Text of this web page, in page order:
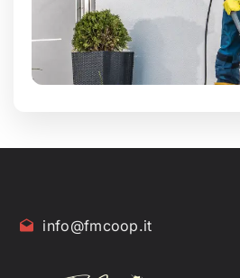
info@fmcoop.it